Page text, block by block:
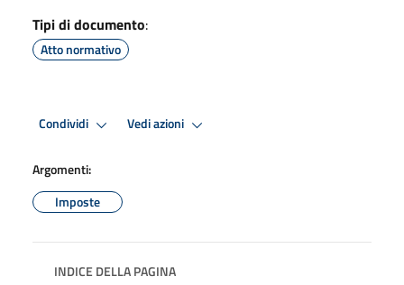
Tipi di documento:
Atto normativo
Condividi Vedi azioni
Argomenti:
Imposte
INDICE DELLA PAGINA